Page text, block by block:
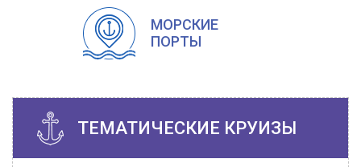
МОРСКИЕ
ПОРТЫ
ТЕМАТИЧЕСКИЕ КРУИЗЫ